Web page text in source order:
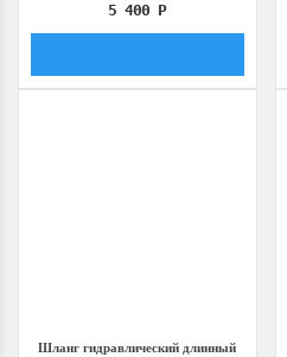
5 400 Р
Шланг гидравлический длинный